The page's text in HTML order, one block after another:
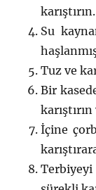
karıştırın.
Su
Tuz ve
Bir
karıştırın
İçine